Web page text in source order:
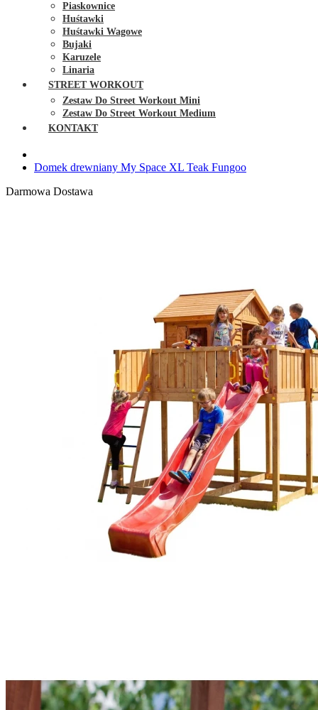
Piaskownice
Huśtawki
Huśtawki Wagowe
Bujaki
Karuzele
Linaria
STREET WORKOUT
Zestaw Do Street Workout Mini
Zestaw Do Street Workout Medium
KONTAKT
Domek drewniany My Space XL Teak Fungoo
Darmowa Dostawa